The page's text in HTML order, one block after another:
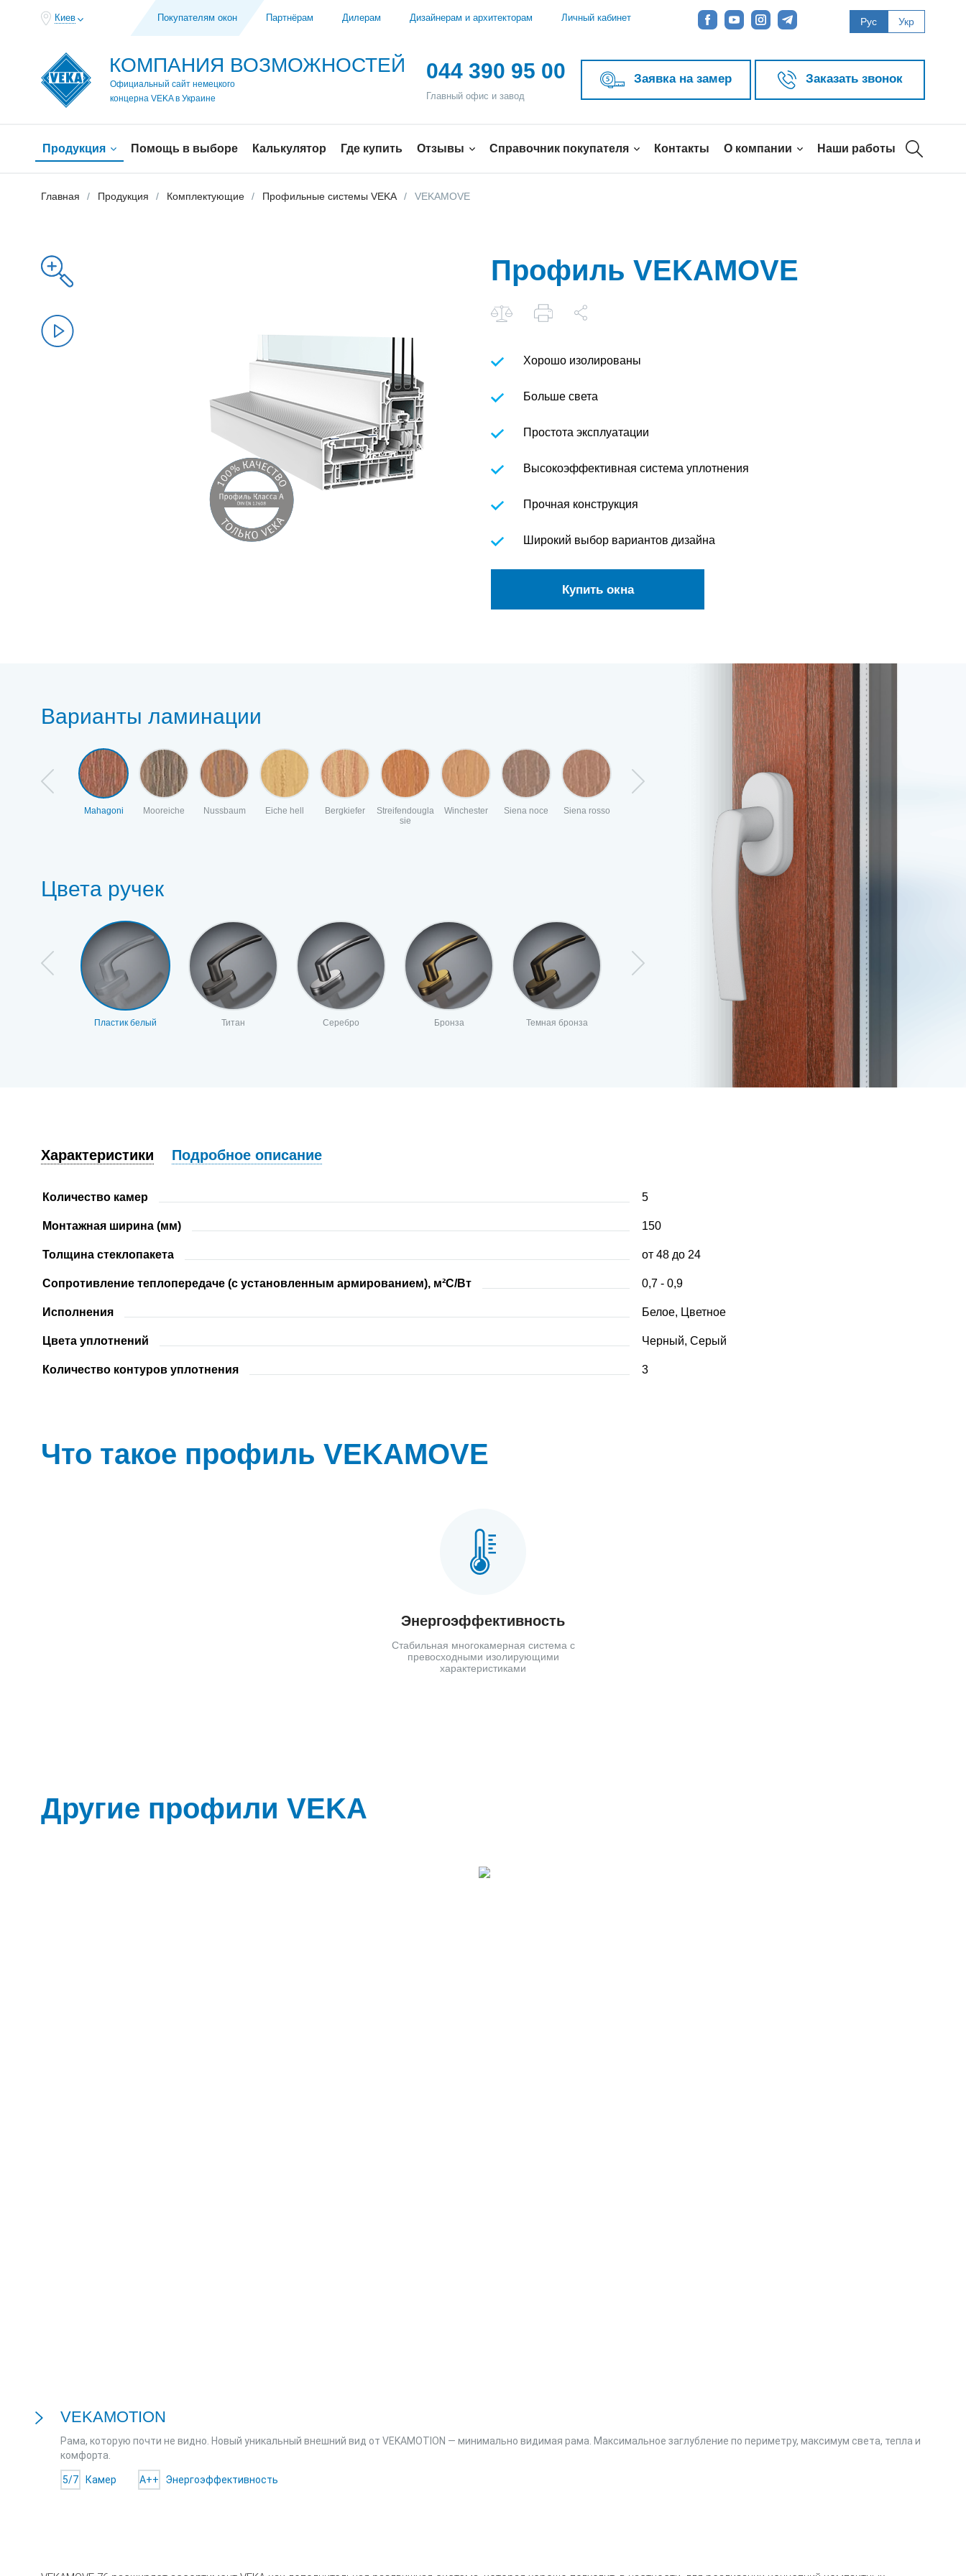
Киев Покупателям окон Партнёрам Дилерам Дизайнерам и архитекторам Личный кабинет Рус Укр
КОМПАНИЯ ВОЗМОЖНОСТЕЙ
Официальный сайт немецкого
концерна VEKA в Украине
044 390 95 00
Главный офис и завод
Заявка на замер Заказать звонок
Продукция Помощь в выборе Калькулятор Где купить Отзывы Справочник покупателя Контакты О компании Наши работы
Главная Продукция Комплектующие Профильные системы VEKA VEKAMOVE
Профиль VEKAMOVE
Хорошо изолированы
Больше света
Простота эксплуатации
Высокоэффективная система уплотнения
Прочная конструкция
Широкий выбор вариантов дизайна
Купить окна
Варианты ламинации
Mahagoni Mooreiche Nussbaum Eiche hell Bergkiefer
Streifendougla
sie
Winchester Siena noce Siena rosso
Sheffield oak
Sheffield oak
grey
Lichtgrau
Цвета ручек
Пластик белый Титан Серебро Бронза Темная бронза Серо-коричневый Серебро светлое
Характеристики Подробное описание
Количество камер 5
Монтажная ширина (мм) 150
Толщина стеклопакета от 48 до 24
Сопротивление теплопередаче (с установленным армированием), м²С/Вт 0,7 - 0,9
Исполнения Белое, Цветное
Цвета уплотнений Черный, Серый
Количество контуров уплотнения 3
Что такое профиль VEKAMOVE
Энергоэффективность
Стабильная многокамерная система с
превосходными изолирующими
характеристиками
Фотогалерея
Другие профили VEKA
VEKAMOTION
Рама, которую почти не видно. Новый уникальный внешний вид от VEKAMOTION — минимально видимая рама. Максимальное заглубление по периметру, максимум света, тепла и
комфорта.
5/7 Камер A++ Энергоэффективность